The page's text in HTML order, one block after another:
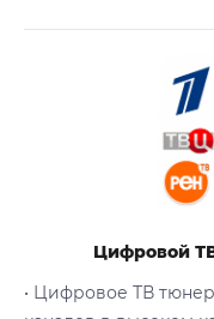
Цифровой
• Цифровое ТВ